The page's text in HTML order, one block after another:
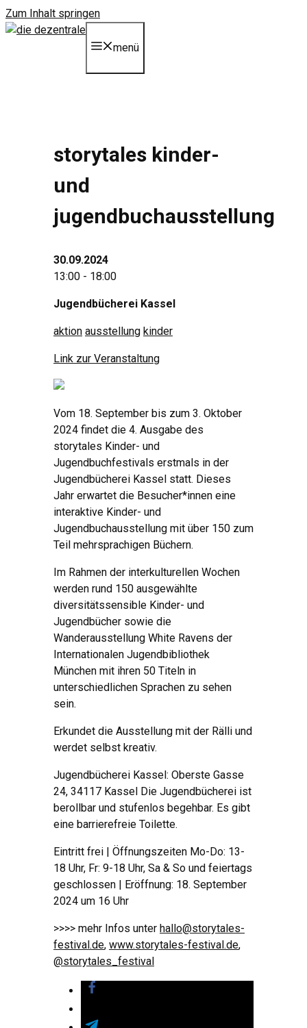
Zum Inhalt springen
menü
storytales kinder-
und
jugendbuchausstellung
30.09.2024
13:00 - 18:00
Jugendbücherei Kassel
aktion ausstellung kinder
Link zur Veranstaltung
Vom 18. September bis zum 3. Oktober
2024 findet die 4. Ausgabe des
storytales Kinder- und
Jugendbuchfestivals erstmals in der
Jugendbücherei Kassel statt. Dieses
Jahr erwartet die Besucher*innen eine
interaktive Kinder- und
Jugendbuchausstellung mit über 150 zum
Teil mehrsprachigen Büchern.
Im Rahmen der interkulturellen Wochen
werden rund 150 ausgewählte
diversitätssensible Kinder- und
Jugendbücher sowie die
Wanderausstellung White Ravens der
Internationalen Jugendbibliothek
München mit ihren 50 Titeln in
unterschiedlichen Sprachen zu sehen
sein.
Erkundet die Ausstellung mit der Rälli und
werdet selbst kreativ.
Jugendbücherei Kassel: Oberste Gasse
24, 34117 Kassel Die Jugendbücherei ist
berollbar und stufenlos begehbar. Es gibt
eine barrierefreie Toilette.
Eintritt frei | Öffnungszeiten Mo-Do: 13-
18 Uhr, Fr: 9-18 Uhr, Sa & So und feiertags
geschlossen | Eröffnung: 18. September
2024 um 16 Uhr
>>>> mehr Infos unter hallo@storytales-
festival.de, www.storytales-festival.de,
@storytales_festival